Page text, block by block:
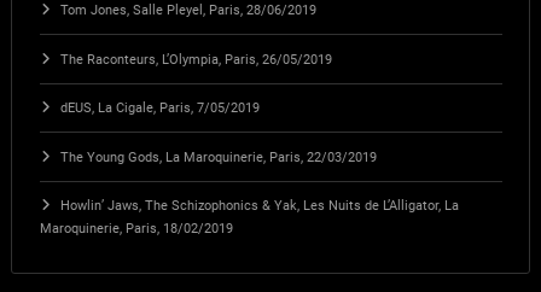
Tom Jones, Salle Pleyel, Paris, 28/06/2019
The Raconteurs, L’Olympia, Paris, 26/05/2019
dEUS, La Cigale, Paris, 7/05/2019
The Young Gods, La Maroquinerie, Paris, 22/03/2019
Howlin’ Jaws, The Schizophonics & Yak, Les Nuits de L’Alligator, La
Maroquinerie, Paris, 18/02/2019